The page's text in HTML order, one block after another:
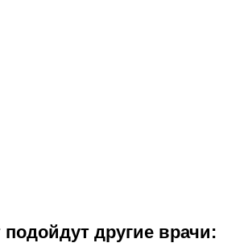
другие врачи: